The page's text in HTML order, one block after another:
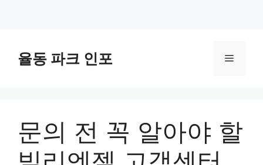
율동 파크 인포 메
문의 전 꼭 알아야 할